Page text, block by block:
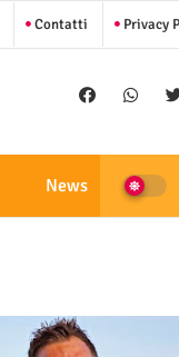
Contatti Privacy
News